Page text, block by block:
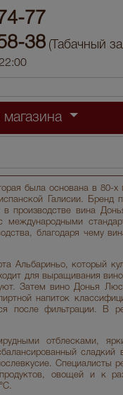
77
38 (Табачный
была основана в 80-х
Галисии. Бренд
в производстве вина
международными
благодаря чему
Альбариньо, который
для выращивания
Затем вино Донья
напиток
после фильтрации. В
отблесками,
сладкий
Специалисты
овощей и к